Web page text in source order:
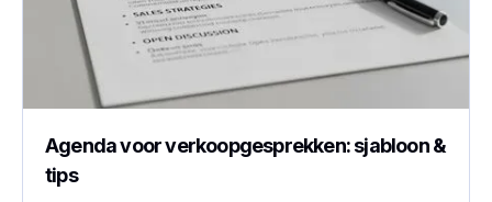
Agenda voor verkoopgesprekken: sjabloon &
tips